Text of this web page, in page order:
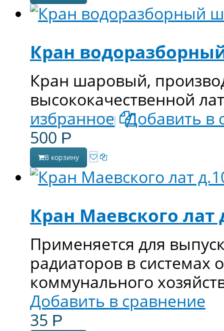
Кран
Кран шаровый,
высококачественной
избранное Добавить в
500 Р
В корзину
Кран Маевского лат
Применяется для
радиаторов в системах
коммунального
Добавить в сравнение
35 Р